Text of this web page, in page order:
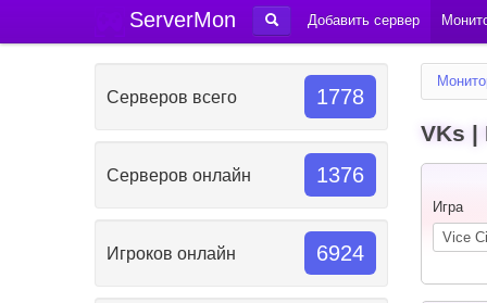
ServerMon Добавить сервер
Серверов всего 1778
Серверов онлайн 1376
Игроков онлайн 6924
VKs |
Игра